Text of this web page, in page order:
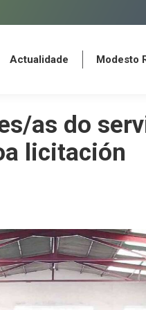
Actualidade Modesto
as do
licitación
Actualidade Modesto